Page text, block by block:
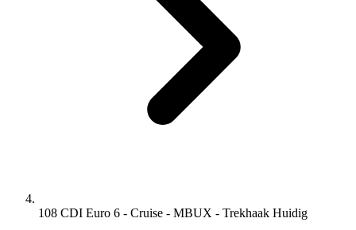
108 CDI Euro 6 - Cruise - MBUX - Trekhaak Huidig